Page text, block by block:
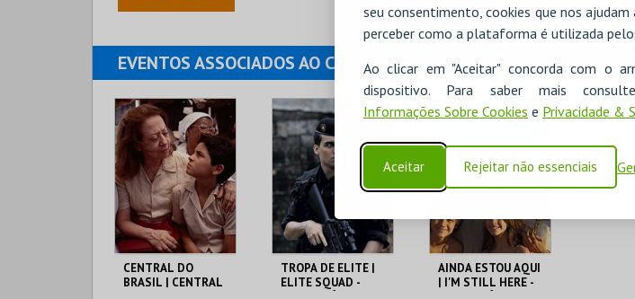
seu consentimento, cookies que nos
perceber como a plataforma é utilizada
Ao clicar em "Aceitar" concorda com o
dispositivo. Para saber mais
Informações Sobre Cookies e Privacidade &
Aceitar Rejeitar não essenciais
EVENTOS ASSOCIADOS AO CARTÃO
CENTRAL DO
BRASIL | CENTRAL
TROPA DE ELITE |
ELITE SQUAD -
AINDA ESTOU AQUI
| I'M STILL HERE -